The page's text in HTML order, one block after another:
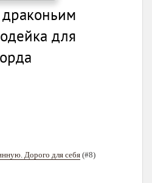
для
Дорого для себя (#8)